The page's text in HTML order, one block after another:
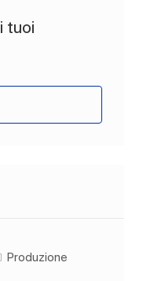
tuoi
Produzione